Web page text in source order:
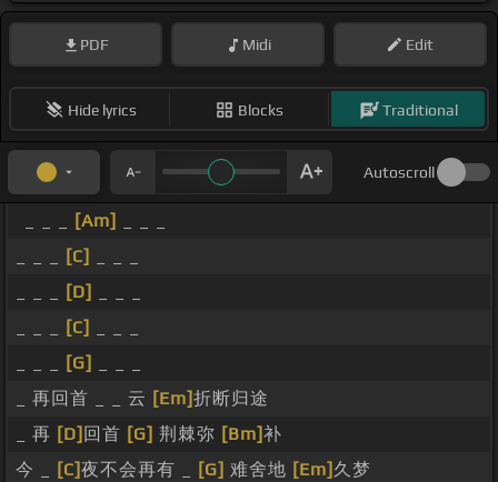
PDF Midi Edit
Hide lyrics Blocks Traditional
Autoscroll
[Am]
[C]
[D]
[C]
[G]
_ 再回首 _ _ 云 [Em]折断归途
_ 再 [D] 回首 [G] 荆棘弥 [Bm]补
今 _
[C]夜不会再有 _ [G] 难舍地 [Em] 久梦